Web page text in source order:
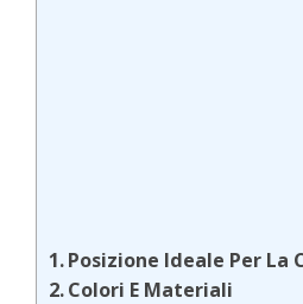
Posizione Ideale Per La
Colori E Materiali